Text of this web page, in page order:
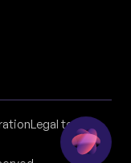
Legal terms